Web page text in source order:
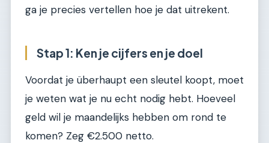
ga je precies vertellen hoe je dat uitrekent.
Stap 1: Ken je cijfers en je doel
Voordat je überhaupt een sleutel koopt, moet
je weten wat je nu echt nodig hebt. Hoeveel
geld wil je maandelijks hebben om rond te
komen? Zeg €2.500 netto.